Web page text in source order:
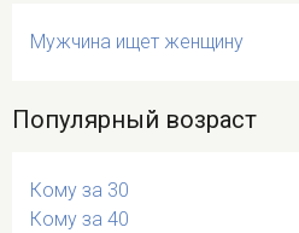
Мужчина ищет женщину
Популярный возраст
Кому за 30
Кому за 40